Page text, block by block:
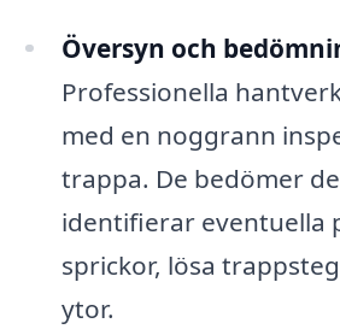
Översyn och
Professionella
med en noggrann
trappa. De bedömer
identifierar eventuella
sprickor, lösa
ytor.